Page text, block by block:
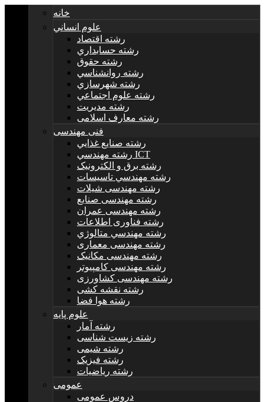
خانه
علوم انساني
رشته اقتصاد
رشته حسابداري
رشته حقوق
رشته روانشناسي
رشته شهرسازي
رشته علوم اجتماعي
رشته مديريت
رشته معارف اسلامی
فنی مهندسی
رشته صنايع غذايي
رشته مهندسي ICT
رشته برق و الکترونيک
رشته مهندسي تاسيسات
رشته مهندسی شیلات
رشته مهندسی صنایع
رشته مهندسی عمران
رشته فناوری اطلاعات
رشته مهندسي متالوژي
رشته مهندسی معماری
رشته مهندسی مکانیک
رشته مهندسی کامپیوتر
رشته مهندسی کشاورزی
رشته نقشه کشی
رشته هوا فضا
علوم پایه
رشته آمار
رشته زیست شناسی
رشته شیمی
رشته فیزیک
رشته ریاضیات
عمومی
دروس عمومی